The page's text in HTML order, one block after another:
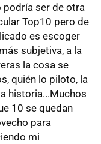
podría ser de otra
Top10 pero de
es escoger
subjetiva, a la
la cosa se
quién lo piloto, la
historia...Muchos
10 se quedan
para
mi